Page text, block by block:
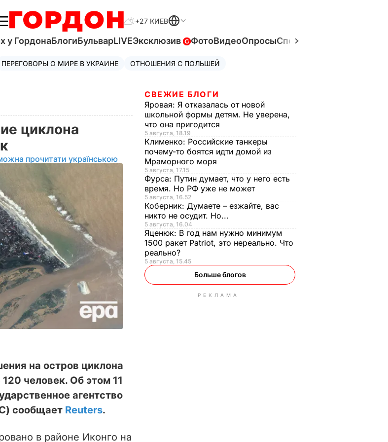
+27 КИЕВ
у ГордонаБлогиБульварLIVEЭксклюзив ФотоВидеоОпросыСпецпроекты
ПЕРЕГОВОРЫ О МИРЕ В УКРАИНЕ ОТНОШЕНИЯ С ПОЛЬШЕЙ
циклона
прочитати українською
на остров циклона
человек. Об этом 11
агентство
сообщает Reuters.
в районе Иконго на
СВЕЖИЕ БЛОГИ
Яровая: Я отказалась от новой
школьной формы детям. Не уверена,
что она пригодится
5 августа, 18.19
Клименко: Российские танкеры
почему-то боятся идти домой из
Мраморного моря
5 августа, 17.15
Фурса: Путин думает, что у него есть
время. Но РФ уже не может
5 августа, 16.52
Коберник: Думаете – езжайте, вас
никто не осудит. Но...
5 августа, 16.04
Яценюк: В год нам нужно минимум
1500 ракет Patriot, это нереально. Что
реально?
5 августа, 15.45
Больше блогов
РЕКЛАМА